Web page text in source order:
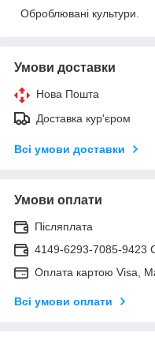
Оброблювані культури.
Умови доставки
Нова Пошта
Доставка кур'єром
Всі умови доставки
Умови оплати
Післяплата
4149-6293-7085-9423
Оплата картою Visa,
Всі умови оплати